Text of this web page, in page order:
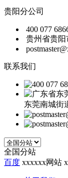
贵阳分公司
400 077
贵州省贵阳
联系我们
东莞南城街
全国分站
百度 xxxxxx网站